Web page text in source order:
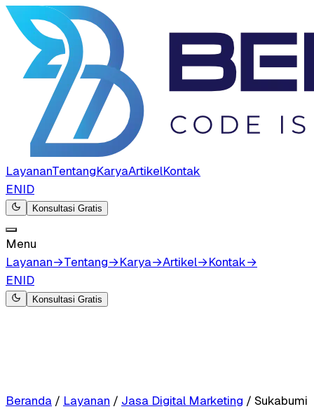
LayananTentangKaryaArtikelKontak
ENID
Konsultasi Gratis
Menu
Layanan→Tentang→Karya→Artikel→Kontak→
ENID
Konsultasi Gratis
Beranda / Layanan / Jasa Digital Marketing / Sukabumi